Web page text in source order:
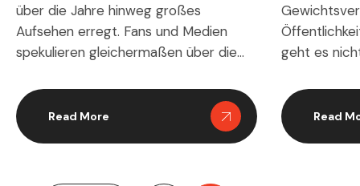
über die Jahre hinweg großes
Aufsehen erregt. Fans und Medien
spekulieren gleichermaßen über die
Schauspielers. Beobachter bringen
seine Gewichtsschwankungen häufig
mit einer möglichen
Read More
geht es
auch um
diese
hat. Oprah
Read